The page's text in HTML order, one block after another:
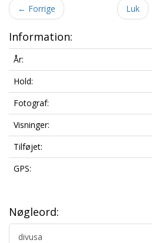
← Forrige Luk
Information:
År:
Hold:
Fotograf:
Visninger:
Tilføjet:
GPS:
Nøgleord:
divusa